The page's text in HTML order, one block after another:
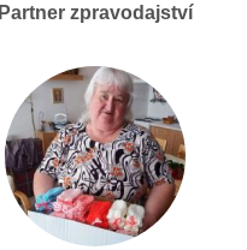
Partner zpravodajství